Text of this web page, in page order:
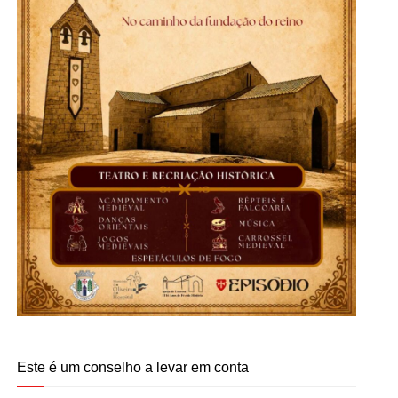
Este é um conselho a levar em conta